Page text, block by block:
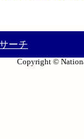
ーチ
Copyright ©